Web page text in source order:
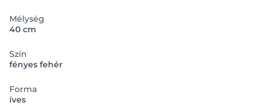
Mélység
40 cm
Szín
fényes fehér
Forma
íves